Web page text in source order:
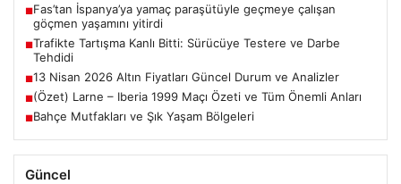
■Fas’tan İspanya’ya yamaç paraşütüyle geçmeye çalışan
göçmen yaşamını yitirdi
■Trafikte Tartışma Kanlı Bitti: Sürücüye Testere ve Darbe
Tehdidi
■13 Nisan 2026 Altın Fiyatları Güncel Durum ve Analizler
■(Özet) Larne – Iberia 1999 Maçı Özeti ve Tüm Önemli Anları
■Bahçe Mutfakları ve Şık Yaşam Bölgeleri
Güncel